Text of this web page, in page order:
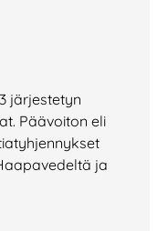
järjestetyn
Päävoiton eli
ja